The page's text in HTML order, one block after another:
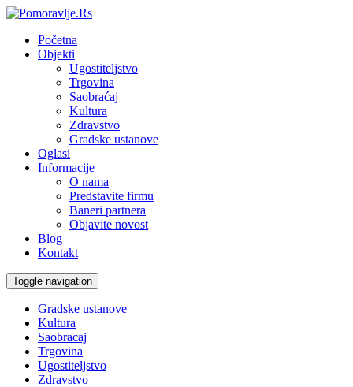
Početna
Objekti
Ugostiteljstvo
Trgovina
Saobraćaj
Kultura
Zdravstvo
Gradske ustanove
Oglasi
Informacije
O nama
Predstavite firmu
Baneri partnera
Objavite novost
Blog
Kontakt
Toggle navigation
Gradske ustanove
Kultura
Saobracaj
Trgovina
Ugostiteljstvo
Zdravstvo